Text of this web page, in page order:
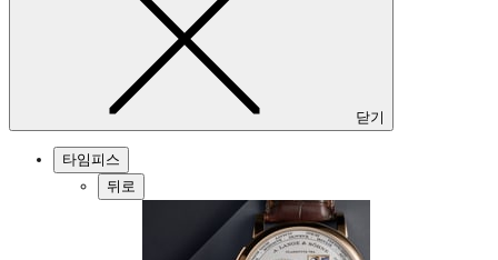
닫기
타임피스
뒤로